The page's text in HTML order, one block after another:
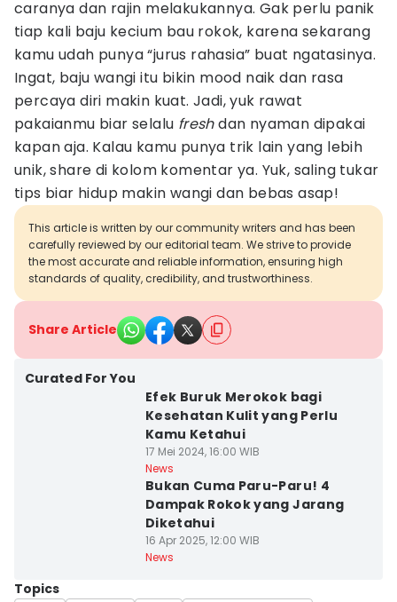
caranya dan rajin melakukannya. Gak perlu panik
tiap kali baju kecium bau rokok, karena sekarang
kamu udah punya “jurus rahasia” buat ngatasinya.
Ingat, baju wangi itu bikin mood naik dan rasa
percaya diri makin kuat. Jadi, yuk rawat
pakaianmu biar selalu freshdan nyaman dipakai
kapan aja. Kalau kamu punya trik lain yang lebih
unik, share di kolom komentar ya. Yuk, saling tukar
tips biar hidup makin wangi dan bebas asap!
This article is written by our community writers and has been
carefully reviewed by our editorial team. We strive to provide
the most accurate and reliable information, ensuring high
standards of quality, credibility, and trustworthiness.
Share Article
Curated For You
Efek Buruk Merokok bagi
Kesehatan Kulit yang Perlu
Kamu Ketahui
17 Mei 2024, 16:00 WIB
News
Bukan Cuma Paru-Paru! 4
Dampak Rokok yang Jarang
Diketahui
16 Apr 2025, 12:00 WIB
News
Topics